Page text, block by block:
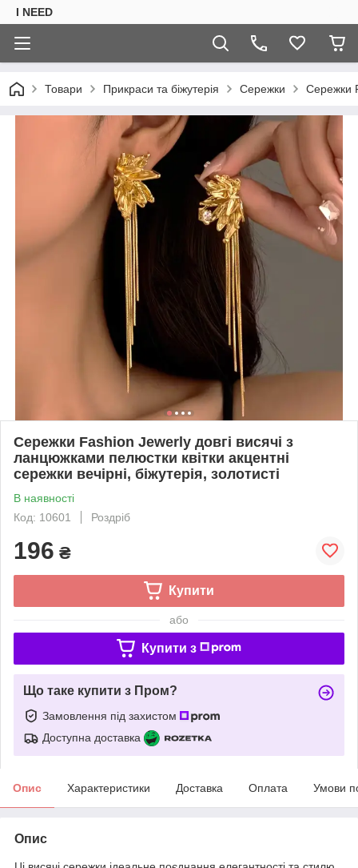
I NEED
Товари Прикраси та біжутерія Сережки Сережки
Сережки Fashion Jewerly довгі висячі з
ланцюжками пелюстки квітки акцентні
сережки вечірні, біжутерія, золотисті
В наявності
Код: 10601
Роздріб
196 ₴
Купити
або
Купити з
Що таке купити з Пром?
Замовлення під захистом
Доступна доставка
Опис Характеристики Доставка Оплата Умови
Опис